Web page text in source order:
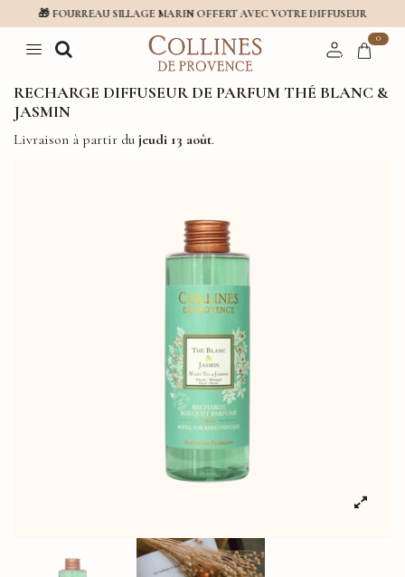
🎁 FOURREAU SILLAGE MARIN OFFERT AVEC VOTRE DIFFUSEUR
0
RECHARGE DIFFUSEUR DE PARFUM THÉ BLANC &
JASMIN
Livraison à partir du jeudi 13 août.